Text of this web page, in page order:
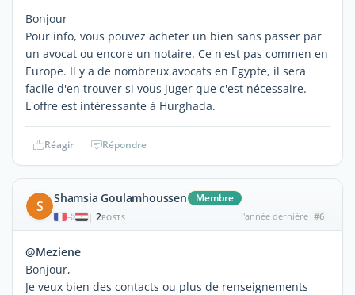
Bonjour
Pour info, vous pouvez acheter un bien sans passer par
un avocat ou encore un notaire. Ce n'est pas commen en
Europe. Il y a de nombreux avocats en Egypte, il sera
facile d'en trouver si vous juger que c'est nécessaire.
L'offre est intéressante à Hurghada.
Réagir Répondre
S Shamsia Goulamhoussen Membre
| 2POSTS l'année dernière #6
@Meziene
Bonjour,
Je veux bien des contacts ou plus de renseignements